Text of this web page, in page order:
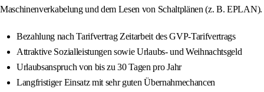
Maschinenverkabelung und dem Lesen von Schaltplänen (z. B. EPLAN).
Bezahlung nach Tarifvertrag Zeitarbeit des GVP-Tarifvertrags
Attraktive Sozialleistungen sowie Urlaubs- und Weihnachtsgeld
Urlaubsanspruch von bis zu 30 Tagen pro Jahr
Langfristiger Einsatz mit sehr guten Übernahmechancen